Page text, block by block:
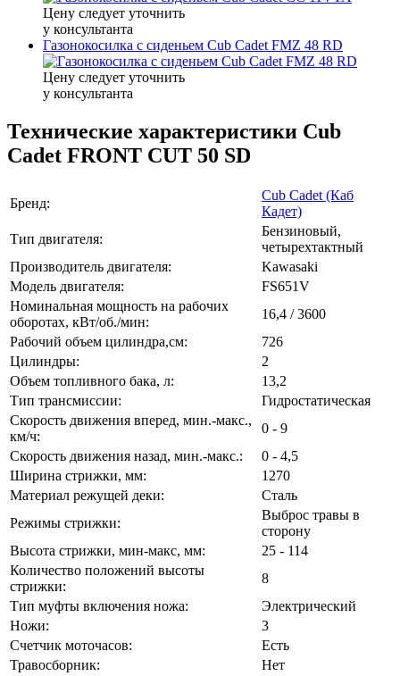
Цену следует уточнить
у консультанта
Газонокосилка с сиденьем Cub Cadet FMZ 48 RD
Цену следует уточнить
у консультанта
Технические характеристики Cub
Cadet FRONT CUT 50 SD
Бренд:
Cub Cadet (Кaб
Кадет)
Тип двигателя:
Бензиновый,
четырехтактный
Производитель двигателя:
Kawasaki
Модель двигателя:
FS651V
Номинальная мощность на рабочих
оборотах, кВт/об./мин:
16,4 / 3600
Рабочий объем цилиндра,см:
726
Цилиндры:
2
Объем топливного бака, л:
13,2
Тип трансмиссии:
Гидростатическая
Скорость движения вперед, мин.-макс.,
км/ч:
0 - 9
Скорость движения назад, мин.-макс.:
0 - 4,5
Ширина стрижки, мм:
1270
Материал режущей деки:
Сталь
Режимы стрижки:
Выброс травы в
сторону
Высота стрижки, мин-макс, мм:
25 - 114
Количество положений высоты
стрижки:
8
Тип муфты включения ножа:
Электрический
Ножи:
3
Счетчик моточасов:
Есть
Травосборник:
Нет